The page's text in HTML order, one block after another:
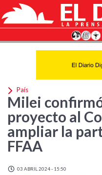
País
Milei
proyecto al
ampliar la
FFAA
03 ABRIL 2024 - 15:50